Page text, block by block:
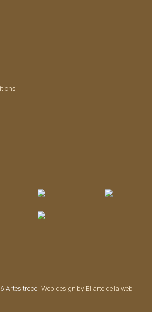
Artes trece | Web design by El arte de la web